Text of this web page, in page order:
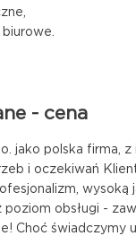
biurowe.
- cena
jako polska firma, z
i oczekiwań
wysoką
obsługi -
Choć świadczymy